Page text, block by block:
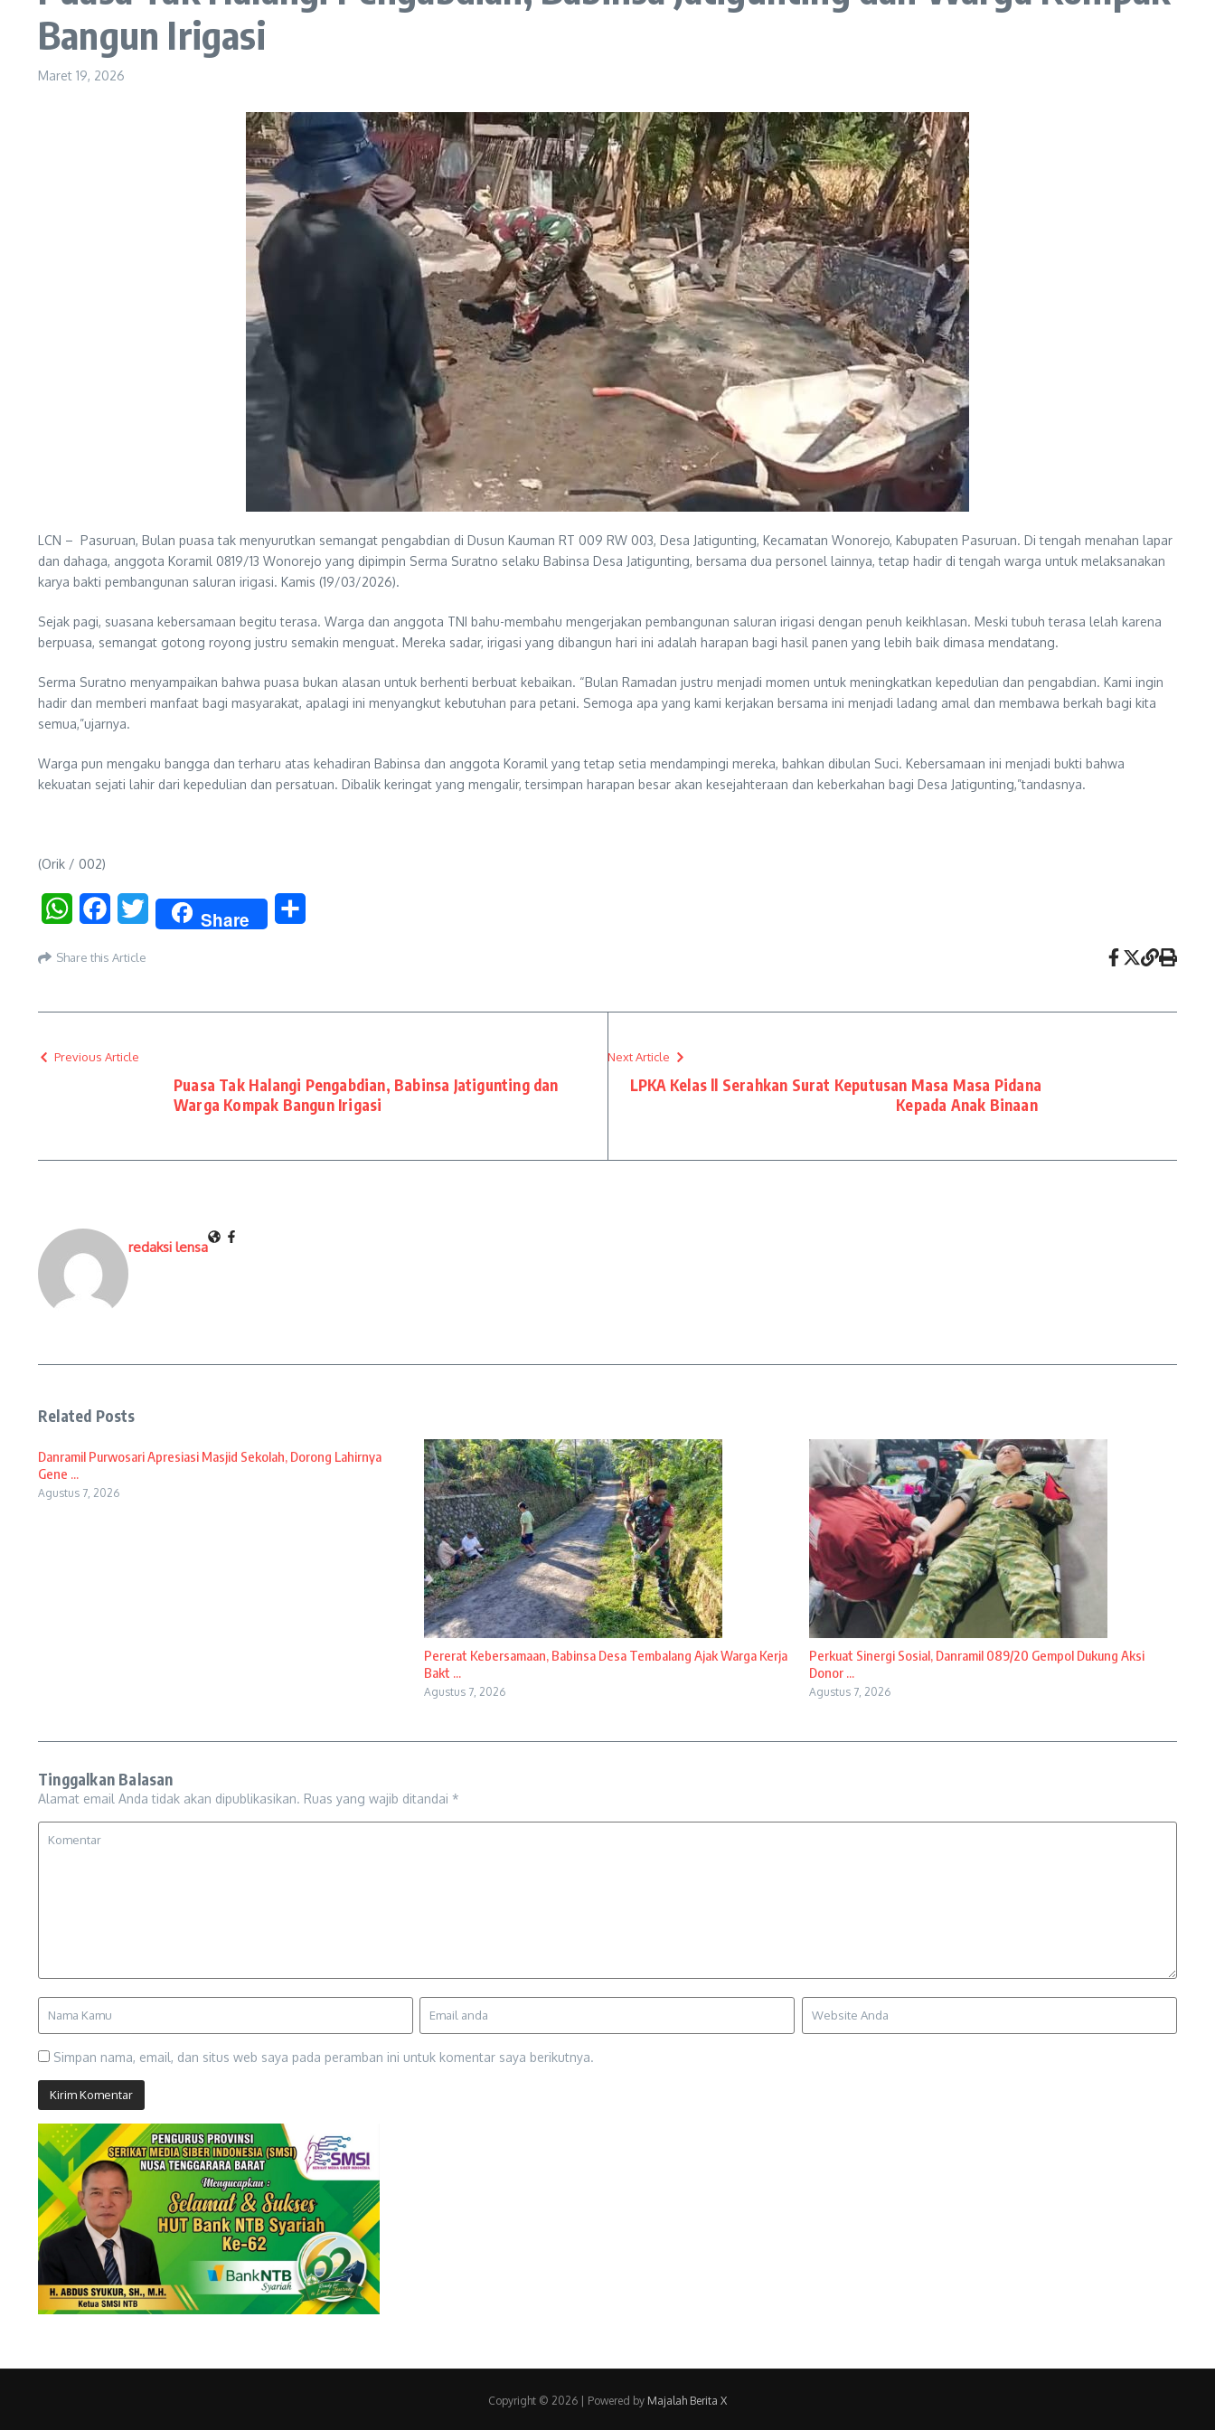
Bangun Irigasi
Maret 19, 2026
LCN – Pasuruan, Bulan puasa tak menyurutkan semangat pengabdian di Dusun Kauman RT 009 RW 003, Desa Jatigunting, Kecamatan Wonorejo, Kabupaten Pasuruan. Di tengah menahan lapar
dan dahaga, anggota Koramil 0819/13 Wonorejo yang dipimpin Serma Suratno selaku Babinsa Desa Jatigunting, bersama dua personel lainnya, tetap hadir di tengah warga untuk melaksanakan
karya bakti pembangunan saluran irigasi. Kamis (19/03/2026).
Sejak pagi, suasana kebersamaan begitu terasa. Warga dan anggota TNI bahu-membahu mengerjakan pembangunan saluran irigasi dengan penuh keikhlasan. Meski tubuh terasa lelah karena
berpuasa, semangat gotong royong justru semakin menguat. Mereka sadar, irigasi yang dibangun hari ini adalah harapan bagi hasil panen yang lebih baik dimasa mendatang.
Serma Suratno menyampaikan bahwa puasa bukan alasan untuk berhenti berbuat kebaikan. “Bulan Ramadan justru menjadi momen untuk meningkatkan kepedulian dan pengabdian. Kami ingin
hadir dan memberi manfaat bagi masyarakat, apalagi ini menyangkut kebutuhan para petani. Semoga apa yang kami kerjakan bersama ini menjadi ladang amal dan membawa berkah bagi kita
semua,”ujarnya.
Warga pun mengaku bangga dan terharu atas kehadiran Babinsa dan anggota Koramil yang tetap setia mendampingi mereka, bahkan dibulan Suci. Kebersamaan ini menjadi bukti bahwa
kekuatan sejati lahir dari kepedulian dan persatuan. Dibalik keringat yang mengalir, tersimpan harapan besar akan kesejahteraan dan keberkahan bagi Desa Jatigunting,”tandasnya.
(Orik / 002)
WhatsAppFacebookTwitter Share
Share this Article
Previous Article
Puasa Tak Halangi Pengabdian, Babinsa Jatigunting dan
Warga Kompak Bangun Irigasi
Next Article
LPKA Kelas ll Serahkan Surat Keputusan Masa Masa Pidana
Kepada Anak Binaan
redaksi lensa
Related Posts
Danramil Purwosari Apresiasi Masjid Sekolah, Dorong Lahirnya
Gene ...
Agustus 7, 2026
Pererat Kebersamaan, Babinsa Desa Tembalang Ajak Warga Kerja
Bakt ...
Agustus 7, 2026
Perkuat Sinergi Sosial, Danramil 089/20 Gempol Dukung Aksi
Donor ...
Agustus 7, 2026
Tinggalkan Balasan
Alamat email Anda tidak akan dipublikasikan. Ruas yang wajib ditandai *
Simpan nama, email, dan situs web saya pada peramban ini untuk komentar saya berikutnya.
Copyright © 2026 | Powered by Majalah Berita X